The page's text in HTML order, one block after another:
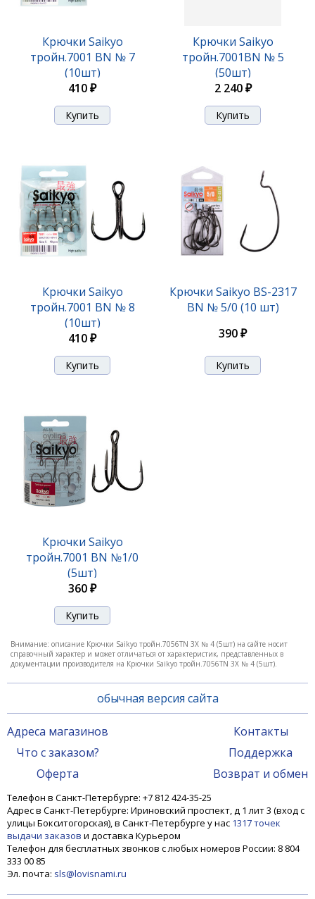
Крючки Saikyo
тройн.7001 BN № 7
(10шт)
410 ₽
Крючки Saikyo
тройн.7001BN № 5
(50шт)
2 240 ₽
Крючки Saikyo
тройн.7001 BN № 8
(10шт)
410 ₽
Крючки Saikyo BS-2317
BN № 5/0 (10 шт)
390 ₽
Крючки Saikyo
тройн.7001 BN №1/0
(5шт)
360 ₽
Внимание: описание Крючки Saikyo тройн.7056TN 3X № 4 (5шт) на сайте носит
справочный характер и может отличаться от характеристик, представленных в
документации производителя на Крючки Saikyo тройн.7056TN 3X № 4 (5шт).
обычная версия сайта
Адреса магазинов
Что с заказом?
Оферта
Контакты
Поддержка
Возврат и обмен
Телефон в Санкт-Петербурге: +7 812 424-35-25
Адрес в Санкт-Петербурге: Ириновский проспект, д 1 лит 3 (вход с
улицы Бокситогорская), в Санкт-Петербурге у нас 1317 точек
выдачи заказов и доставка Курьером
Телефон для бесплатных звонков с любых номеров России: 8 804
333 00 85
Эл. почта: sls@lovisnami.ru